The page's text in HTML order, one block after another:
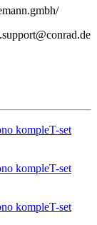
kompleT-set
kompleT-set
kompleT-set